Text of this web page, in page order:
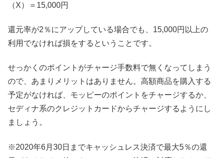
（X）＝15,000円
還元率が2％にアップしている場合でも、15,000円以上の
利用でなければ損をするということです。
せっかくのポイントがチャージ手数料で無くなってしまう
ので、あまりメリットはありません。高額商品を購入する
予定がなければ、モッピーのポイントをチャージするか、
セディナ系のクレジットカードからチャージするようにし
ましょう。
※2020年6月30日までキャッシュレス決済で最大5％の還